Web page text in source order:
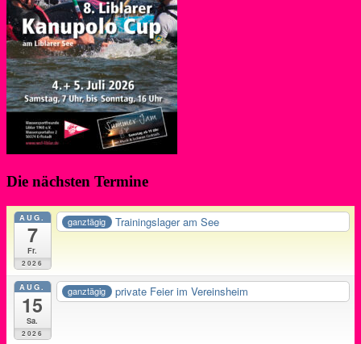
Die nächsten Termine
AUG.
7
Fr.
2026
ganztägig Trainingslager am See
AUG.
15
Sa.
2026
ganztägig private Feier im Vereinsheim